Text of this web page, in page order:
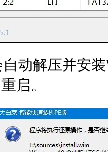
动解压并安
启。